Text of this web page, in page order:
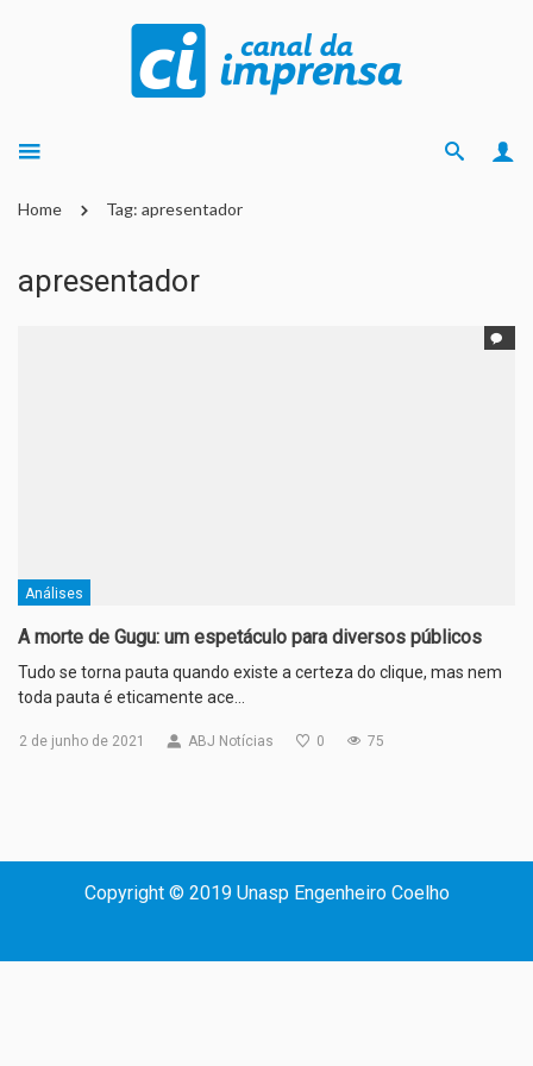
Home Tag: apresentador
apresentador
Análises
A morte de Gugu: um espetáculo para diversos públicos
Tudo se torna pauta quando existe a certeza do clique, mas nem
toda pauta é eticamente ace…
2 de junho de 2021 ABJ Notícias 0 75
Copyright © 2019 Unasp Engenheiro Coelho